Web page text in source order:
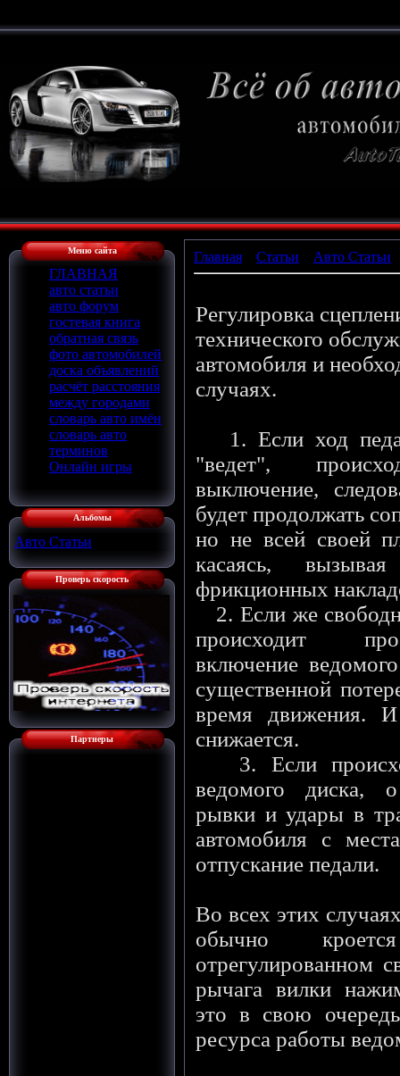
Меню сайта
ГЛАВНАЯ
авто статьи
авто форум
гостевая книга
обратная связь
фото автомобилей
доска объявлений
расчёт расстояния
между городами
словарь авто имён
словарь авто
терминов
Онлайн игры
Альбомы
Авто Статьи
Проверь скорость
Партнеры
Главная Статьи Авто Статьи
Регулировка
технического
автомобиля и
случаях.
1. Если ход
"ведет",
выключение,
будет продолжать
но не всей своей
касаясь,
фрикционных
2. Если же
происходит
включение
существенной
время движения.
снижается.
3. Если
ведомого диска,
рывки и удары в
автомобиля с
отпускание педали.
Во всех этих
обычно
отрегулированном
рычага вилки
это в свою
ресурса работы